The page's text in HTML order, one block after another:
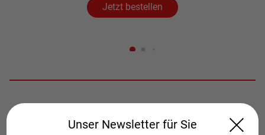
Jetzt bestellen
Unser Newsletter für Sie